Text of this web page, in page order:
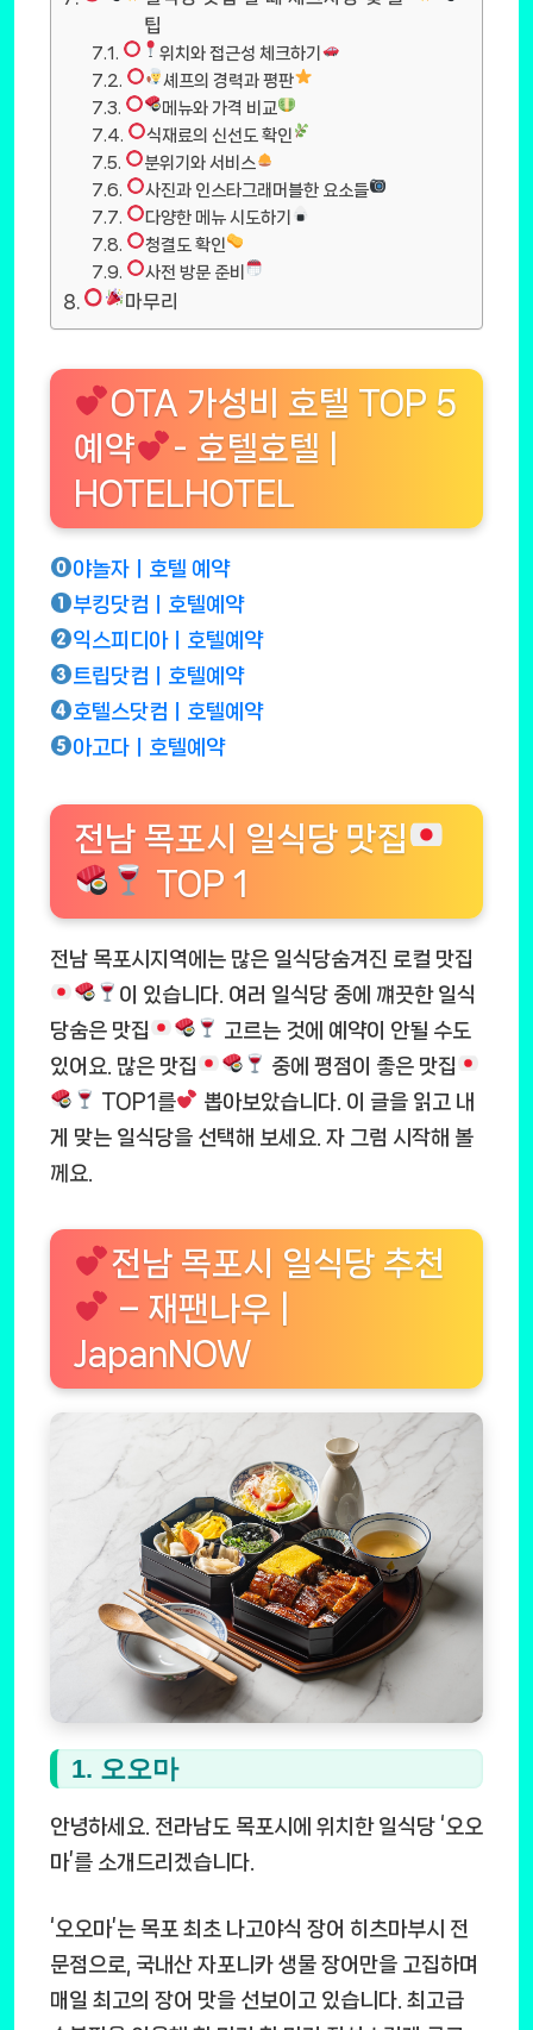
팁
위치와 접근성 체크하기
셰프의 경력과 평판
메뉴와 가격 비교
식재료의 신선도 확인
분위기와 서비스
사진과 인스타그래머블한 요소들
다양한 메뉴 시도하기
청결도 확인
사전 방문 준비
마무리
OTA 가성비 호텔 TOP 5
예약
- 호텔호텔 |
HOTELHOTEL
야놀자ㅣ호텔 예약
부킹닷컴ㅣ호텔예약
익스피디아ㅣ호텔예약
트립닷컴ㅣ호텔예약
호텔스닷컴ㅣ호텔예약
아고다ㅣ호텔예약
전남 목포시 일식당 맛집
TOP 1
전남 목포시지역에는 많은 일식당숨겨진 로컬 맛집
이 있습니다. 여러 일식당 중에 꺠끗한 일식
당숨은 맛집
고르는 것에 예약이 안될 수도
있어요. 많은 맛집
중에 평점이 좋은 맛집
TOP1를
뽑아보았습니다. 이 글을 읽고 내
게 맞는 일식당을 선택해 보세요. 자 그럼 시작해 볼
께요.
전남 목포시 일식당 추천
– 재팬나우 |
JapanNOW
1. 오오마
안녕하세요. 전라남도 목포시에 위치한 일식당 ‘오오
마’를 소개드리겠습니다.
‘오오마’는 목포 최초 나고야식 장어 히츠마부시 전
문점으로, 국내산 자포니카 생물 장어만을 고집하며
매일 최고의 장어 맛을 선보이고 있습니다. 최고급